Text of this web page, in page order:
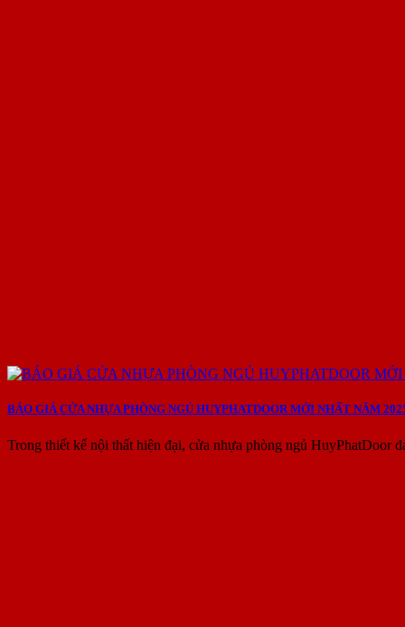
BÁO GIÁ CỬA NHỰA PHÒNG NGỦ HUYPHATDOOR MỚI NHẤT NĂM
Trong thiết kế nội thất hiện đại, cửa nhựa phòng ngủ HuyPhatDoor